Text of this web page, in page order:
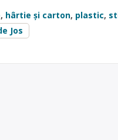
, hârtie și carton, plastic,
Jos